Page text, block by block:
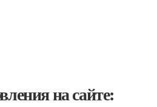
на сайте: